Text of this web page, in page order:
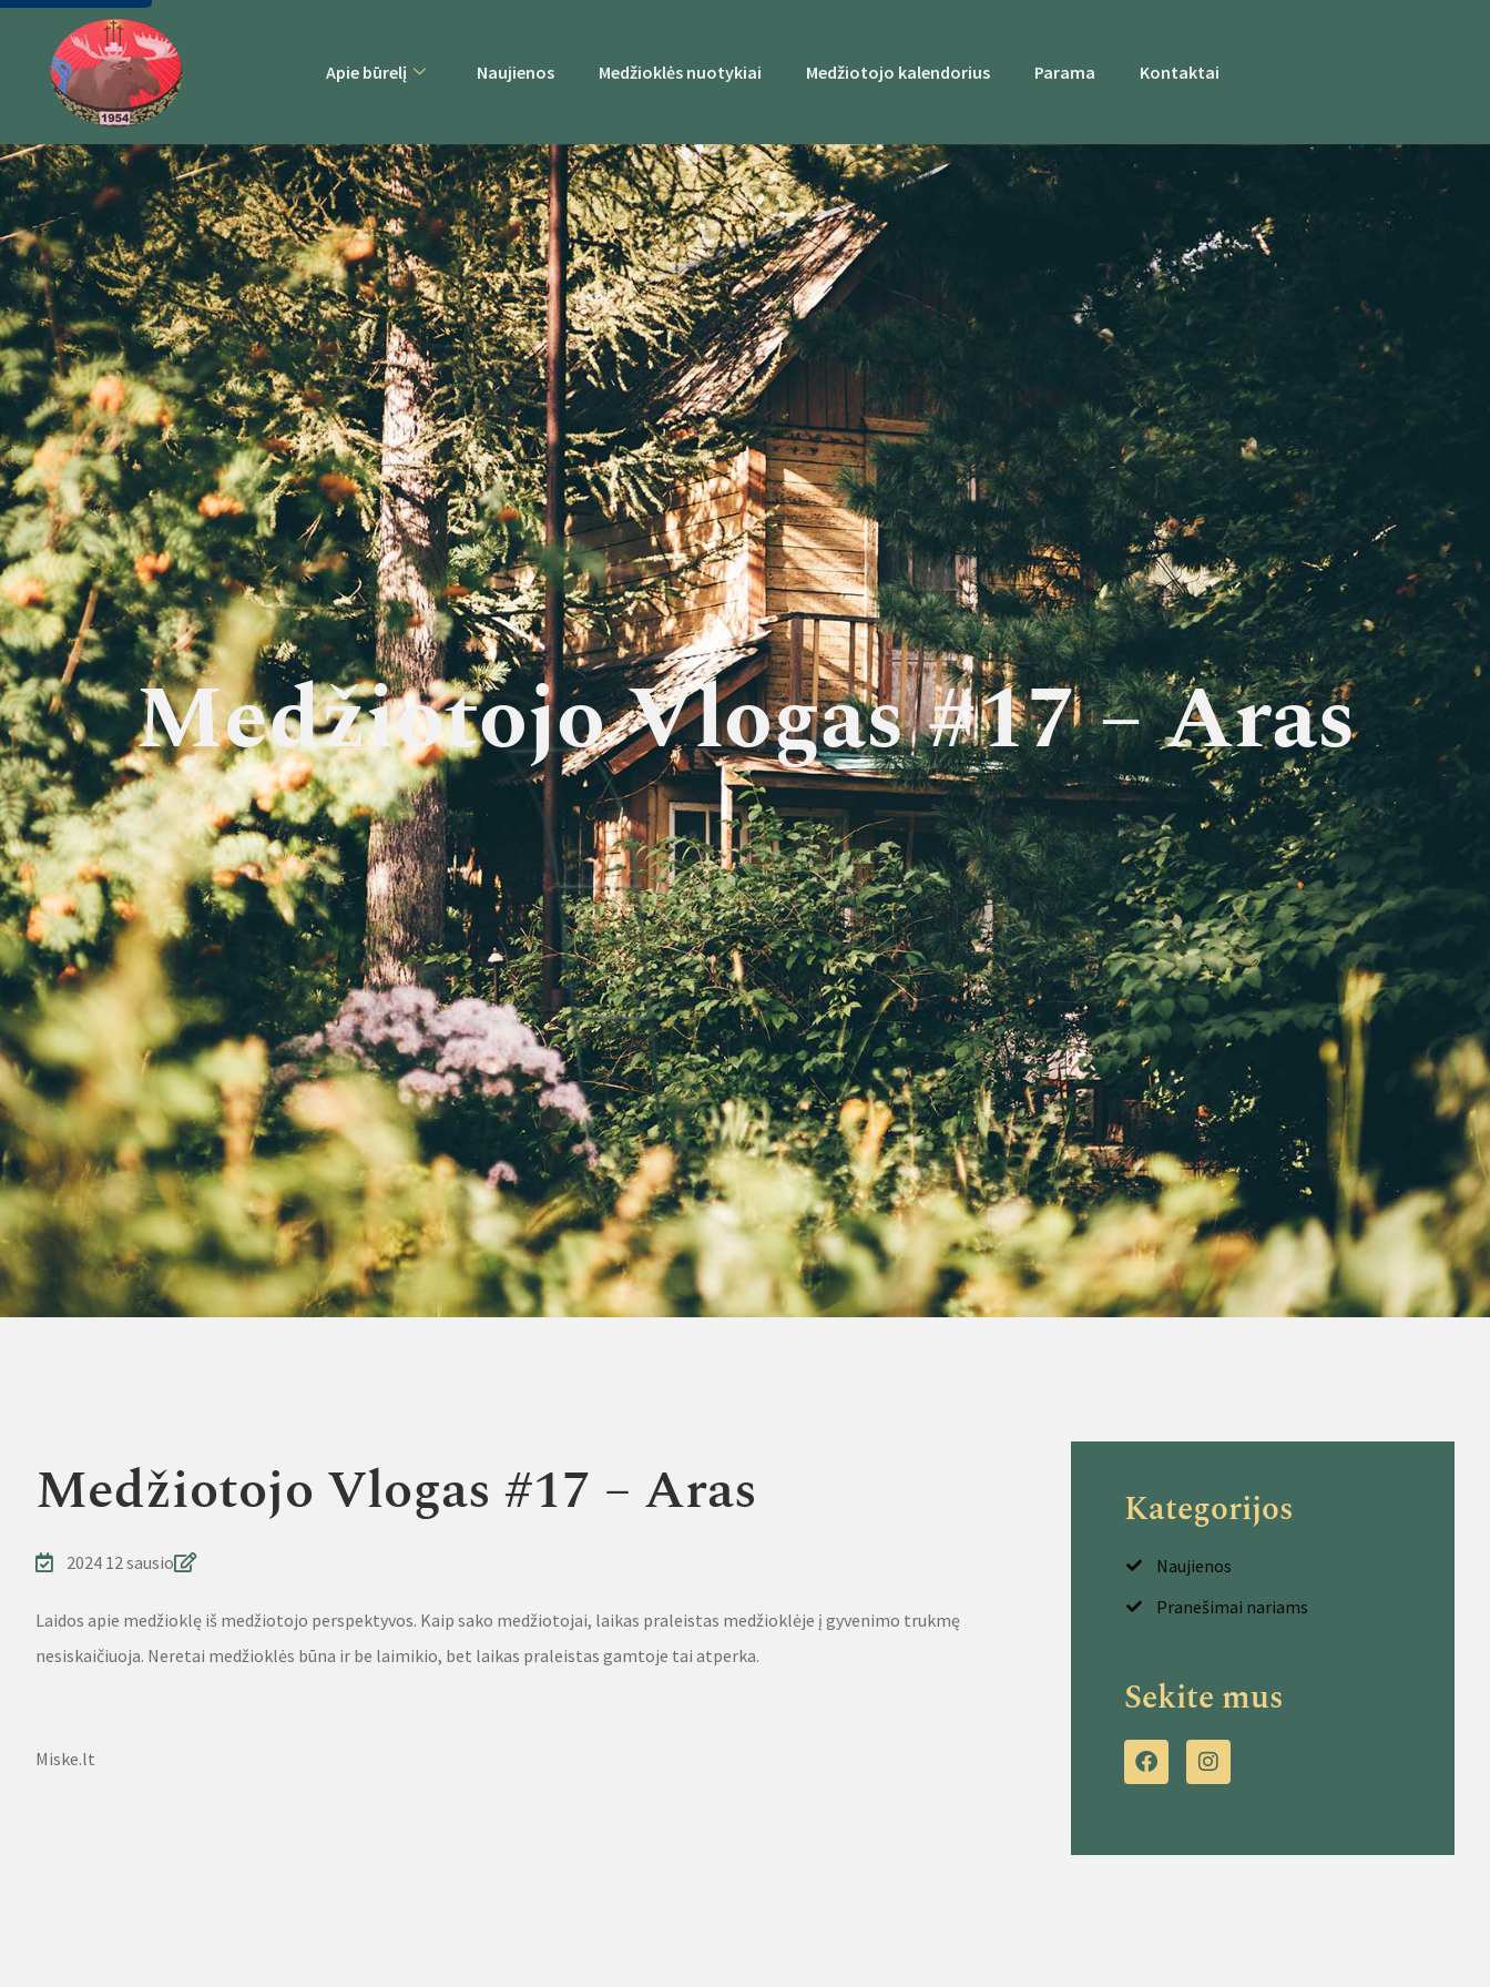
Apie būrelį Naujienos Medžioklės nuotykiai Medžiotojo kalendorius Parama Kontaktai
Medžiotojo Vlogas #17 – Aras
Medžiotojo Vlogas #17 – Aras
2024 12 sausio
Laidos apie medžioklę iš medžiotojo perspektyvos. Kaip sako medžiotojai, laikas praleistas medžioklėje į gyvenimo trukmę
nesiskaičiuoja. Neretai medžioklės būna ir be laimikio, bet laikas praleistas gamtoje tai atperka.
Miske.lt
Kategorijos
Naujienos
Pranešimai nariams
Sekite mus